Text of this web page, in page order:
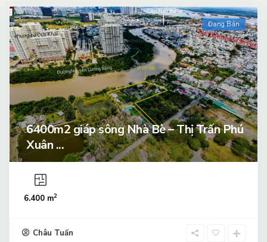
Đang Bán
6400m2 giáp sông Nhà Bè – Thị Trấn Phú
Xuân ...
6.400 m2
Châu Tuấn